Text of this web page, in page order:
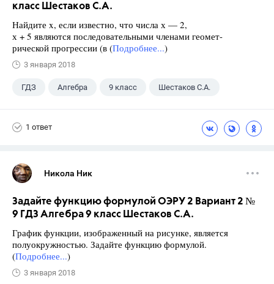
класс Шестаков С.А.
Найдите x, если известно, что числа х — 2,
х + 5 являются последовательными членами геомет-
рической прогрессии (в (Подробнее...)
3 января 2018
ГДЗ Алгебра 9 класс Шестаков С.А.
1 ответ
Никола Ник
Задайте функцию формулой ОЭРУ 2 Вариант 2 №
9 ГДЗ Алгебра 9 класс Шестаков С.А.
График функции, изображенный на рисунке, является
полуокружностью. Задайте функцию формулой.
(Подробнее...)
3 января 2018